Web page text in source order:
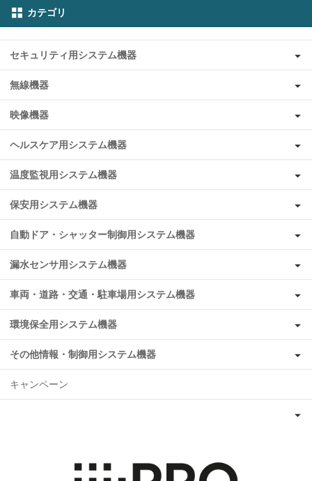
カテゴリ
セキュリティ用システム機器
無線機器
映像機器
ヘルスケア用システム機器
温度監視用システム機器
保安用システム機器
自動ドア・シャッター制御用システム機器
漏水センサ用システム機器
車両・道路・交通・駐車場用システム機器
環境保全用システム機器
その他情報・制御用システム機器
キャンペーン